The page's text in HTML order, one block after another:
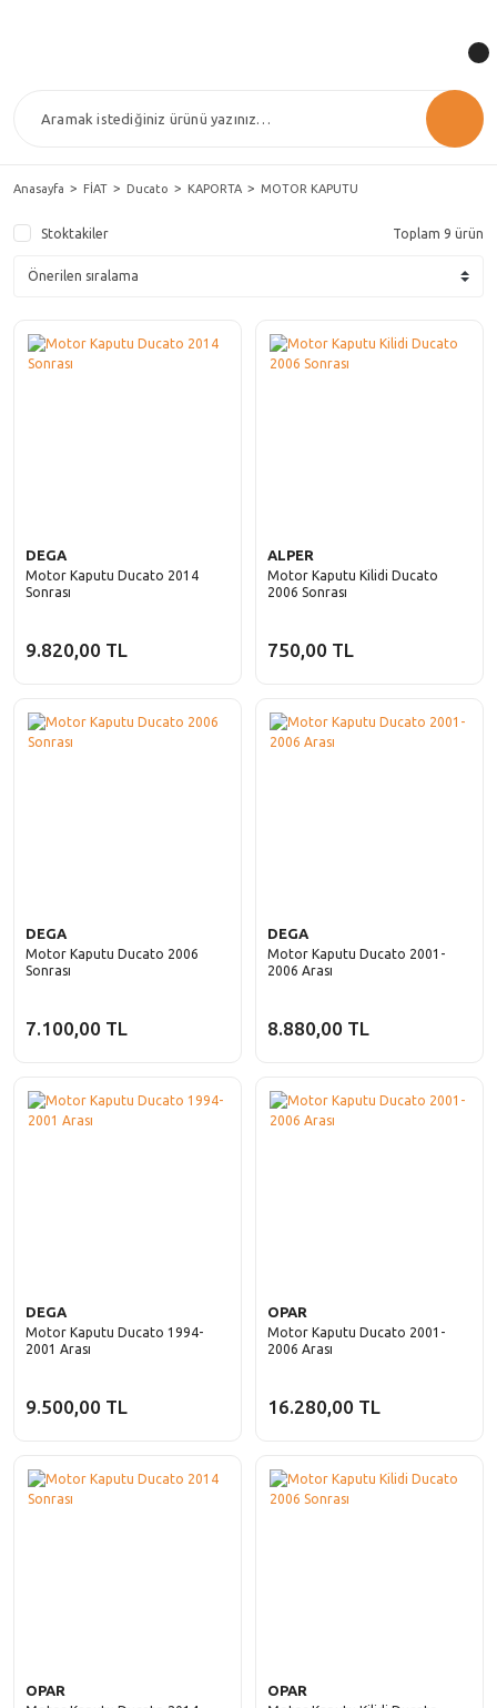
Anasayfa FİAT Ducato KAPORTA MOTOR KAPUTU
Stoktakiler Toplam 9 ürün
DEGA
Motor Kaputu Ducato 2014
Sonrası
9.820,00 TL
ALPER
Motor Kaputu Kilidi Ducato
2006 Sonrası
750,00 TL
DEGA
Motor Kaputu Ducato 2006
Sonrası
7.100,00 TL
DEGA
Motor Kaputu Ducato 2001-
2006 Arası
8.880,00 TL
DEGA
Motor Kaputu Ducato 1994-
2001 Arası
9.500,00 TL
OPAR
Motor Kaputu Ducato 2001-
2006 Arası
16.280,00 TL
OPAR OPAR